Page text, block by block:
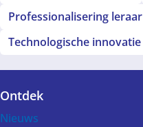
is er
tot
Professionalisering leraar
Technologische innovatie
Voet
Ontdek
Nieuws